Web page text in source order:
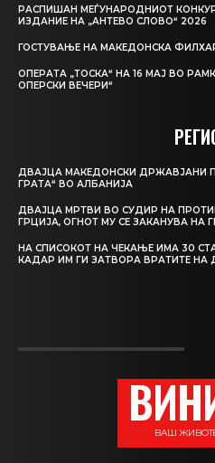
РАСПИШАН МЕЃУНАРОДНИОТ
ИЗДАНИЕ НА „АНТЕВО СЛОВО“ 2026
ГОСТУВАЊЕ НА МАКЕДОНСКА
ОПЕРАТА „ТОСКА“ НА 16 МАЈ ВО
ОПЕРСКИ ВЕЧЕРИ“
ДВАЈЦА МАКЕДОНСКИ ДРЖАВЈАНИ
ГРАТА“ ВО АЛБАНИЈА
ДВАЈЦА МРТВИ ВО СУДИР НА
ГРЦИЈА, ОГНОТ МУ СЕ ЗАКАНУВА НА
НА СПИСОКОТ НА ЧЕКАЊЕ ИМА 30
КАДАР ИМ ГИ ЗАТВОРА ВРАТИТЕ
ВАШ